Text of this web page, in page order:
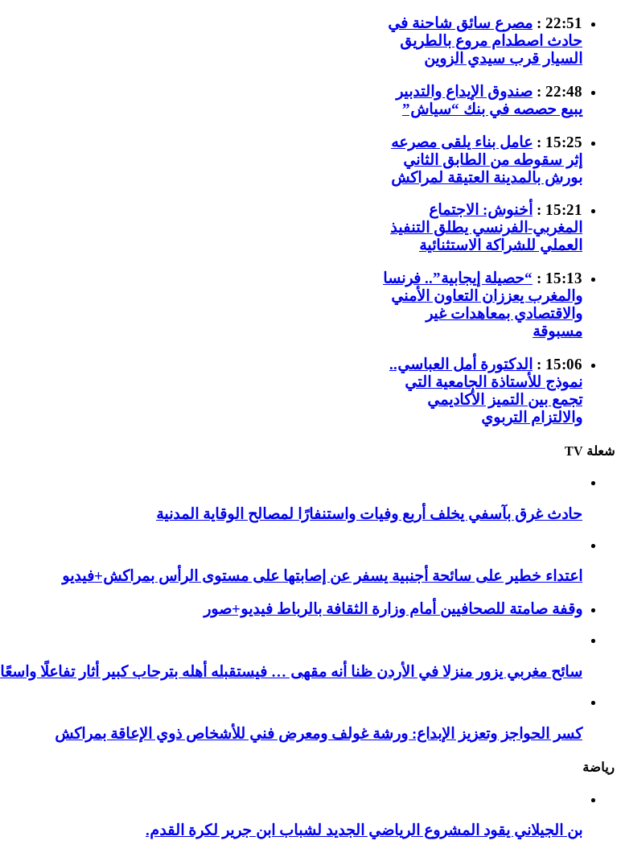
22:51 :
مصرع سائق شاحنة في
حادث اصطدام مروع بالطريق
السيار قرب سيدي الزوين
22:48 :
صندوق الإيداع والتدبير
يبيع حصصه في بنك “سياش”
15:25 :
عامل بناء يلقى مصرعه
إثر سقوطه من الطابق الثاني
بورش بالمدينة العتيقة لمراكش
15:21 :
أخنوش: الاجتماع
المغربي-الفرنسي يطلق التنفيذ
العملي للشراكة الاستثنائية
15:13 :
“حصيلة إيجابية”.. فرنسا
والمغرب يعززان التعاون الأمني
والاقتصادي بمعاهدات غير
مسبوقة
15:06 :
الدكتورة أمل العباسي..
نموذج للأستاذة الجامعية التي
تجمع بين التميز الأكاديمي
والالتزام التربوي
شعلة TV
حادث غرق بآسفي يخلف أربع وفيات واستنفارًا لمصالح الوقاية المدنية
اعتداء خطير على سائحة أجنبية يسفر عن إصابتها على مستوى الرأس بمراكش+فيديو
وقفة صامتة للصحافيين أمام وزارة الثقافة بالرباط فيديو+صور
سائح مغربي يزور منزلا في الأردن ظنا أنه مقهى … فيستقبله أهله بترحاب كبير أثار تفاعلًا واسعًا
كسر الحواجز وتعزيز الإبداع: ورشة غولف ومعرض فني للأشخاص ذوي الإعاقة بمراكش
رياضة
بن الجيلاني يقود المشروع الرياضي الجديد لشباب ابن جرير لكرة القدم.